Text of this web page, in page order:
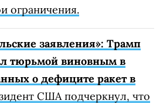
ограничения.
заявления»: Трамп
тюрьмой виновным в
о дефиците ракет в
США подчеркнул, что